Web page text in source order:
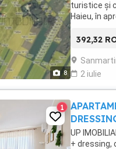
8
turistice și
Haieu, în
392,32
2 iulie
1
UP
+ dressing,